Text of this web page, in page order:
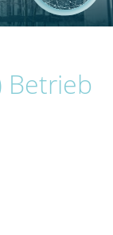
Betrieb